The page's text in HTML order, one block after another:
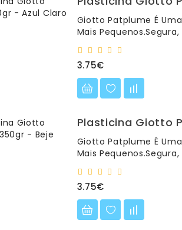
Giotto Patplume É
Mais Pequenos.Segura,
3.75€
Plasticina Giotto
Giotto Patplume É
Mais Pequenos.Segura,
3.75€